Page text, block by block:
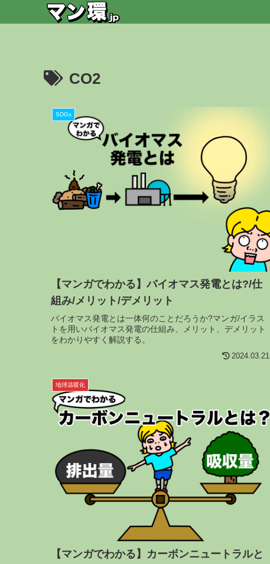
CO2
SDGs
【マンガでわかる】バイオマス発電とは?/仕
組み/メリット/デメリット
バイオマス発電とは一体何のことだろうか?マンガ/イラス
トを用いバイオマス発電の仕組み、メリット、デメリット
をわかりやすく解説する。
2024.03.21
地球温暖化
【マンガでわかる】カーボンニュートラルと